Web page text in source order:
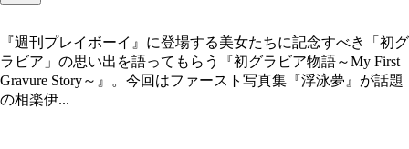
『週刊プレイボーイ』に登場する美女たちに記念すべき「初グ
ラビア」の思い出を語ってもらう『初グラビア物語～My First
Gravure Story～』。今回はファースト写真集『浮泳夢』が話題
の相楽伊...